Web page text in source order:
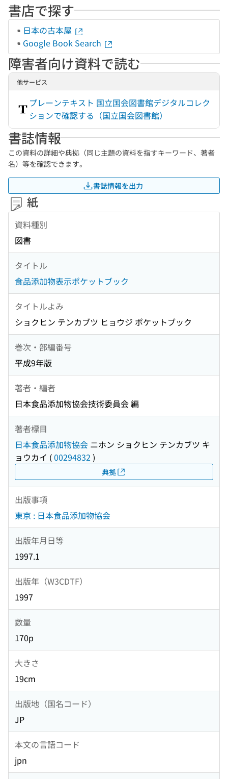
書店で探す
日本の古本屋
Google Book Search
障害者向け資料で読む
他サービス
プレーンテキスト 国立国会図書館デジタルコレク
ションで確認する（国立国会図書館）
書誌情報
この資料の詳細や典拠（同じ主題の資料を指すキーワード、著者
名）等を確認できます。
書誌情報を出力
紙
資料種別
図書
タイトル
食品添加物表示ポケットブック
タイトルよみ
ショクヒン テンカブツ ヒョウジ ポケットブック
巻次・部編番号
平成9年版
著者・編者
日本食品添加物協会技術委員会 編
著者標目
日本食品添加物協会 ニホン ショクヒン テンカブツ キ
ョウカイ (00294832 )
典拠
出版事項
東京 : 日本食品添加物協会
出版年月日等
1997.1
出版年（W3CDTF）
1997
数量
170p
大きさ
19cm
出版地（国名コード）
JP
本文の言語コード
jpn